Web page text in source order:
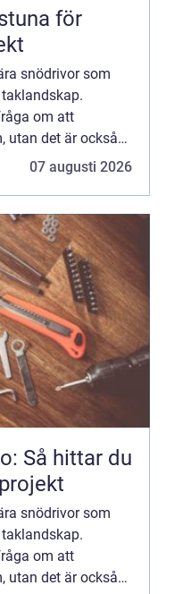
för
snödrivor som
om att
utan det är också
07 augusti 2026
Så hittar du
snödrivor som
om att
utan det är också